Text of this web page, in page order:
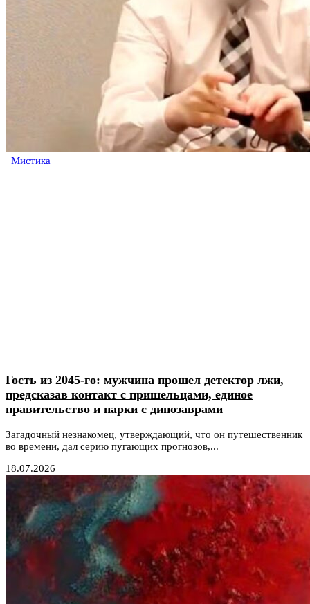
Мистика
Гость из 2045-го: мужчина прошел детектор лжи,
предсказав контакт с пришельцами, единое
правительство и парки с динозаврами
Загадочный незнакомец, утверждающий, что он путешественник
во времени, дал серию пугающих прогнозов,...
18.07.2026